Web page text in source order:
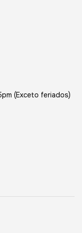
(Exceto feriados)